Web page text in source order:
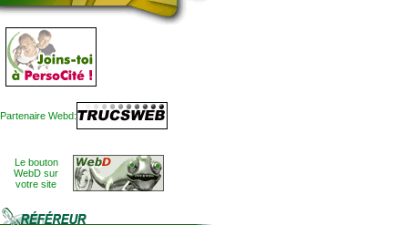
Partenaire Webd:
Le bouton
WebD sur
votre site